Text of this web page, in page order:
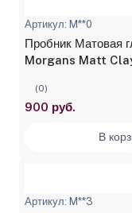
Артикул: M**0
Пробник Матовая
Morgans Matt
(0)
900 руб.
В
Артикул: M**3